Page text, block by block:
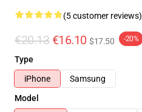
(5 customer reviews)
€20.13 €16.10 $17.50 -20%
Type
iPhone
Samsung
Model